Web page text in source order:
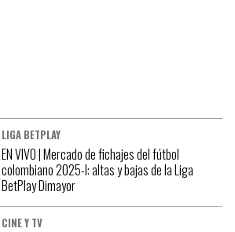
LIGA BETPLAY
EN VIVO | Mercado de fichajes del fútbol
colombiano 2025-I: altas y bajas de la Liga
BetPlay Dimayor
CINE Y TV